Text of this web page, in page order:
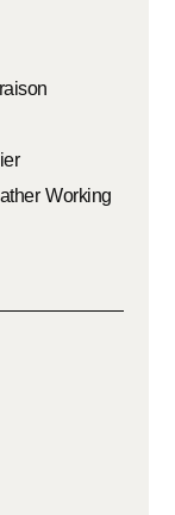
Working